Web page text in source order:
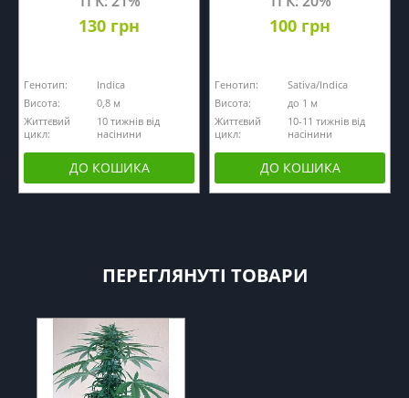
130 грн
Генотип:
Indica
Висота:
0,8 м
Життєвий
цикл:
10 тижнів від
насінини
ДО КОШИКА
100 грн
Генотип:
Sativa/Indica
Висота:
до 1 м
Життєвий
цикл:
10-11 тижнів від
насінини
ДО КОШИКА
ПЕРЕГЛЯНУТІ ТОВАРИ